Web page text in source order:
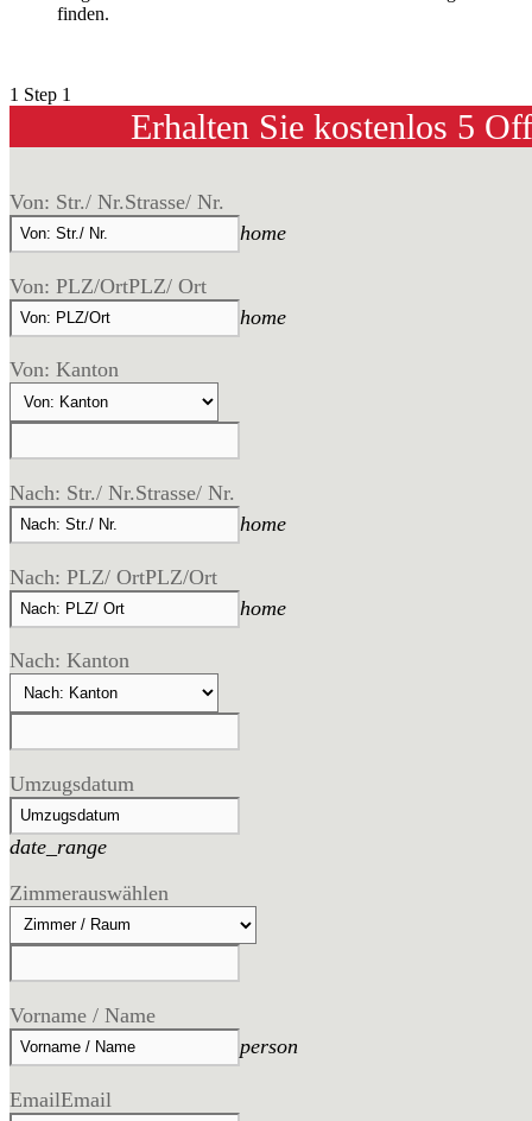
finden.
1 Step 1
Erhalten Sie kostenlos 5
Von: Str./ Nr.Strasse/ Nr.
home
Von: PLZ/OrtPLZ/ Ort
home
Von: Kanton
Nach: Str./ Nr.Strasse/ Nr.
home
Nach: PLZ/ OrtPLZ/Ort
home
Nach: Kanton
Umzugsdatum
date_range
Zimmerauswählen
Vorname / Name
person
EmailEmail